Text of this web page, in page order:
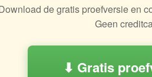
de gratis proefversie en
Geen
⬇ Gratis